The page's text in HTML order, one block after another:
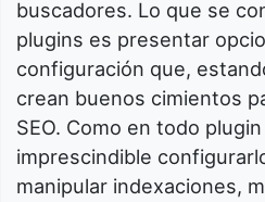
buscadores. Lo que se
plugins es presentar
configuración que,
crean buenos cimientos
SEO. Como en todo
imprescindible
manipular indexaciones,